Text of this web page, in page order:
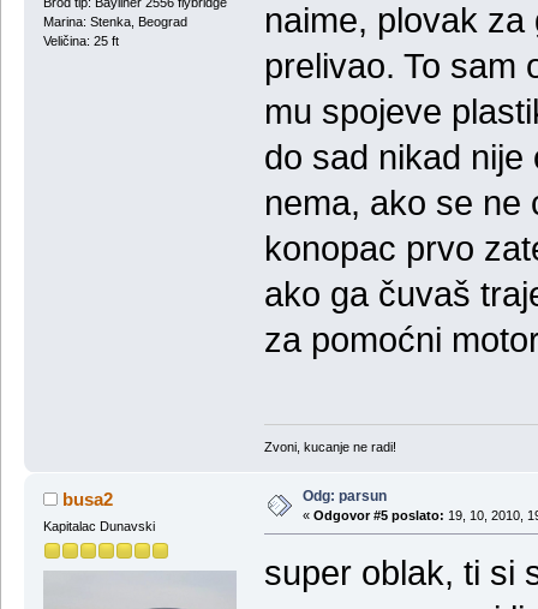
Marina: Stenka, Beograd
Veličina: 25 ft
naime, plovak
prelivao. To sam
mu spojeve
do sad nikad nije
nema, ako se ne
konopac prvo
ako ga čuvaš
za pomoćni
Zvoni, kucanje ne radi!
busa2
Kapitalac Dunavski
Odg: parsun
« Odgovor #5 poslato: 19, 10, 2010,
super oblak, ti si